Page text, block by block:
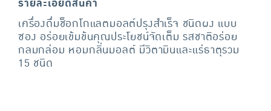
รายละเอียดสินค้า
เครื่องดื่มช็อกโกแลตมอลต์ปรุงสำเร็จ ชนิดผง แบบ
ซอง อร่อยเข้มข้นคุณประโยชน์จัดเต็ม รสชาติอร่อย
กลมกล่อม หอมกลิ่นมอลต์ มีวิตามินและแร่ธาตุรวม
15 ชนิด